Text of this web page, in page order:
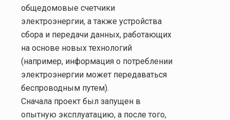
общедомовые счетчики
электроэнергии, а также устройства
сбора и передачи данных, работающих
на основе новых технологий
(например, информация о потреблении
электроэнергии может передаваться
беспроводным путем).
Сначала проект был запущен в
опытную эксплуатацию, а после того,